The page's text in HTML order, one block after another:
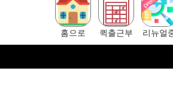
홈으로 퀵출근부 리뉴얼